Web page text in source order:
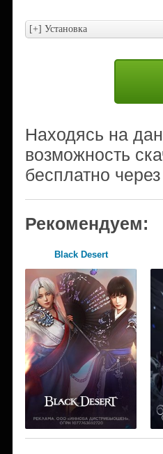
Находясь на
возможность
бесплатно
Рекомендуем:
Black Desert